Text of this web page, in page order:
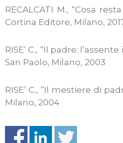
RECALCATI M., “Cosa
Cortina Editore, Milano,
RISE’ C., “Il padre:
San Paolo, Milano, 2003
RISE’ C., “Il mestiere di
Milano, 2004